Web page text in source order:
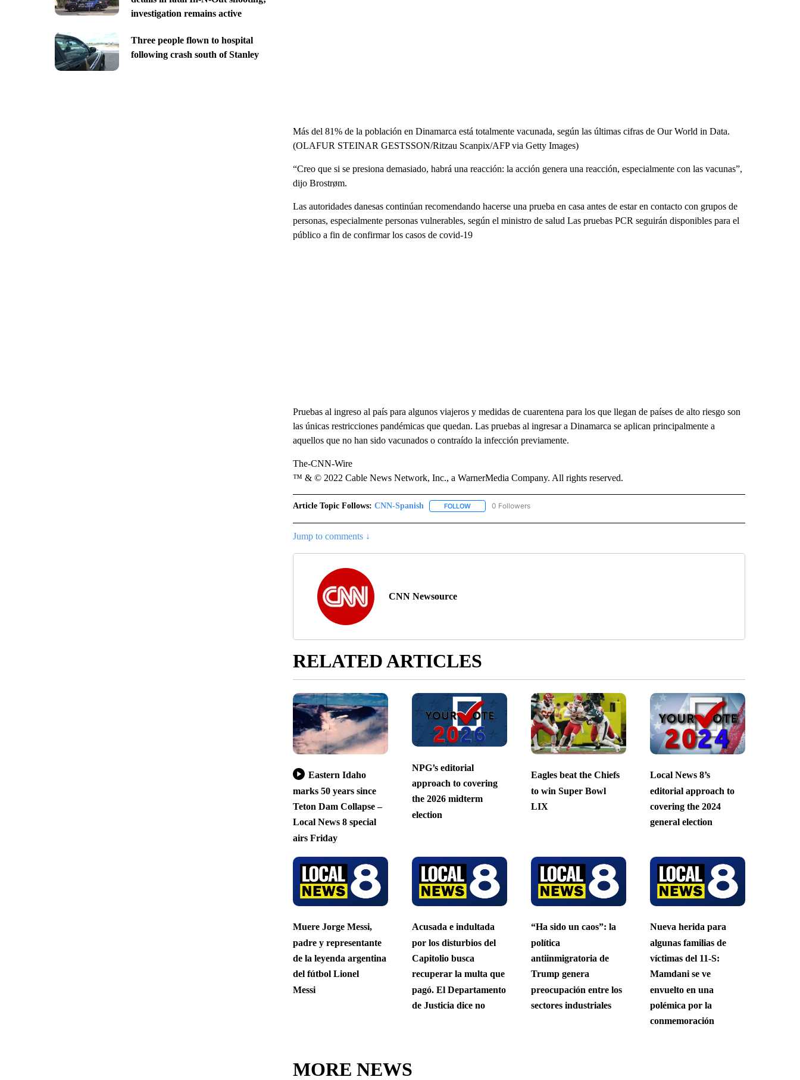
investigation remains active
Three people flown to hospital
following crash south of Stanley
Más del 81% de la población en Dinamarca está totalmente vacunada, según las últimas cifras de Our World in Data.
(OLAFUR STEINAR GESTSSON/Ritzau Scanpix/AFP via Getty Images)
“Creo que si se presiona demasiado, habrá una reacción: la acción genera una reacción, especialmente con las vacunas”,
dijo Brostrøm.
Las autoridades danesas continúan recomendando hacerse una prueba en casa antes de estar en contacto con grupos de
personas, especialmente personas vulnerables, según el ministro de salud Las pruebas PCR seguirán disponibles para el
público a fin de confirmar los casos de covid-19
Pruebas al ingreso al país para algunos viajeros y medidas de cuarentena para los que llegan de países de alto riesgo son
las únicas restricciones pandémicas que quedan. Las pruebas al ingresar a Dinamarca se aplican principalmente a
aquellos que no han sido vacunados o contraído la infección previamente.
The-CNN-Wire
™ & © 2022 Cable News Network, Inc., a WarnerMedia Company. All rights reserved.
Article Topic Follows: CNN-Spanish FOLLOWFOLLOW "CNN-SPANISH" TO RECEIVE NOTIFICATIONS ABOUT NEW PAGES ON "CNN-SPANISH".
0 Followers
Jump to comments ↓
CNN Newsource
RELATED ARTICLES
Eastern Idaho
marks 50 years since
Teton Dam Collapse –
Local News 8 special
airs Friday
NPG’s editorial
approach to covering
the 2026 midterm
election
Eagles beat the Chiefs
to win Super Bowl
LIX
Local News 8’s
editorial approach to
covering the 2024
general election
Muere Jorge Messi,
padre y representante
de la leyenda argentina
del fútbol Lionel
Messi
Acusada e indultada
por los disturbios del
Capitolio busca
recuperar la multa que
pagó. El Departamento
de Justicia dice no
“Ha sido un caos”: la
política
antiinmigratoria de
Trump genera
preocupación entre los
sectores industriales
Nueva herida para
algunas familias de
víctimas del 11-S:
Mamdani se ve
envuelto en una
polémica por la
conmemoración
MORE NEWS